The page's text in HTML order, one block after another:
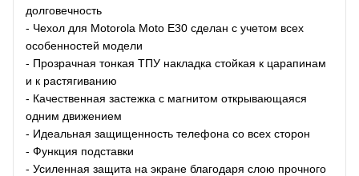
долговечность
- Чехол для Motorola Moto E30 сделан с учетом всех
особенностей модели
- Прозрачная тонкая ТПУ накладка стойкая к царапинам
и к растягиванию
- Качественная застежка с магнитом открывающаяся
одним движением
- Идеальная защищенность телефона со всех сторон
- Функция подставки
- Усиленная защита на экране благодаря слою прочного